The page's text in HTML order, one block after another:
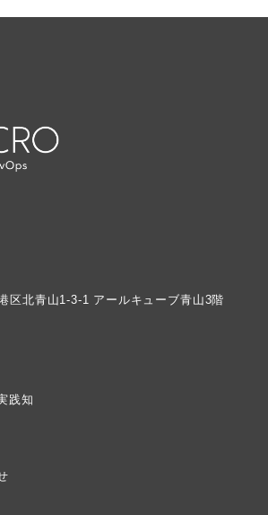
北青山1-3-1 アールキューブ青山3階
践知